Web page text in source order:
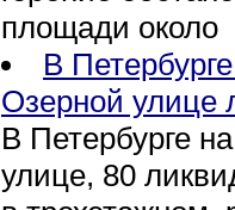
площади около
В
Озерной улице
В Петербурге
улице, 80